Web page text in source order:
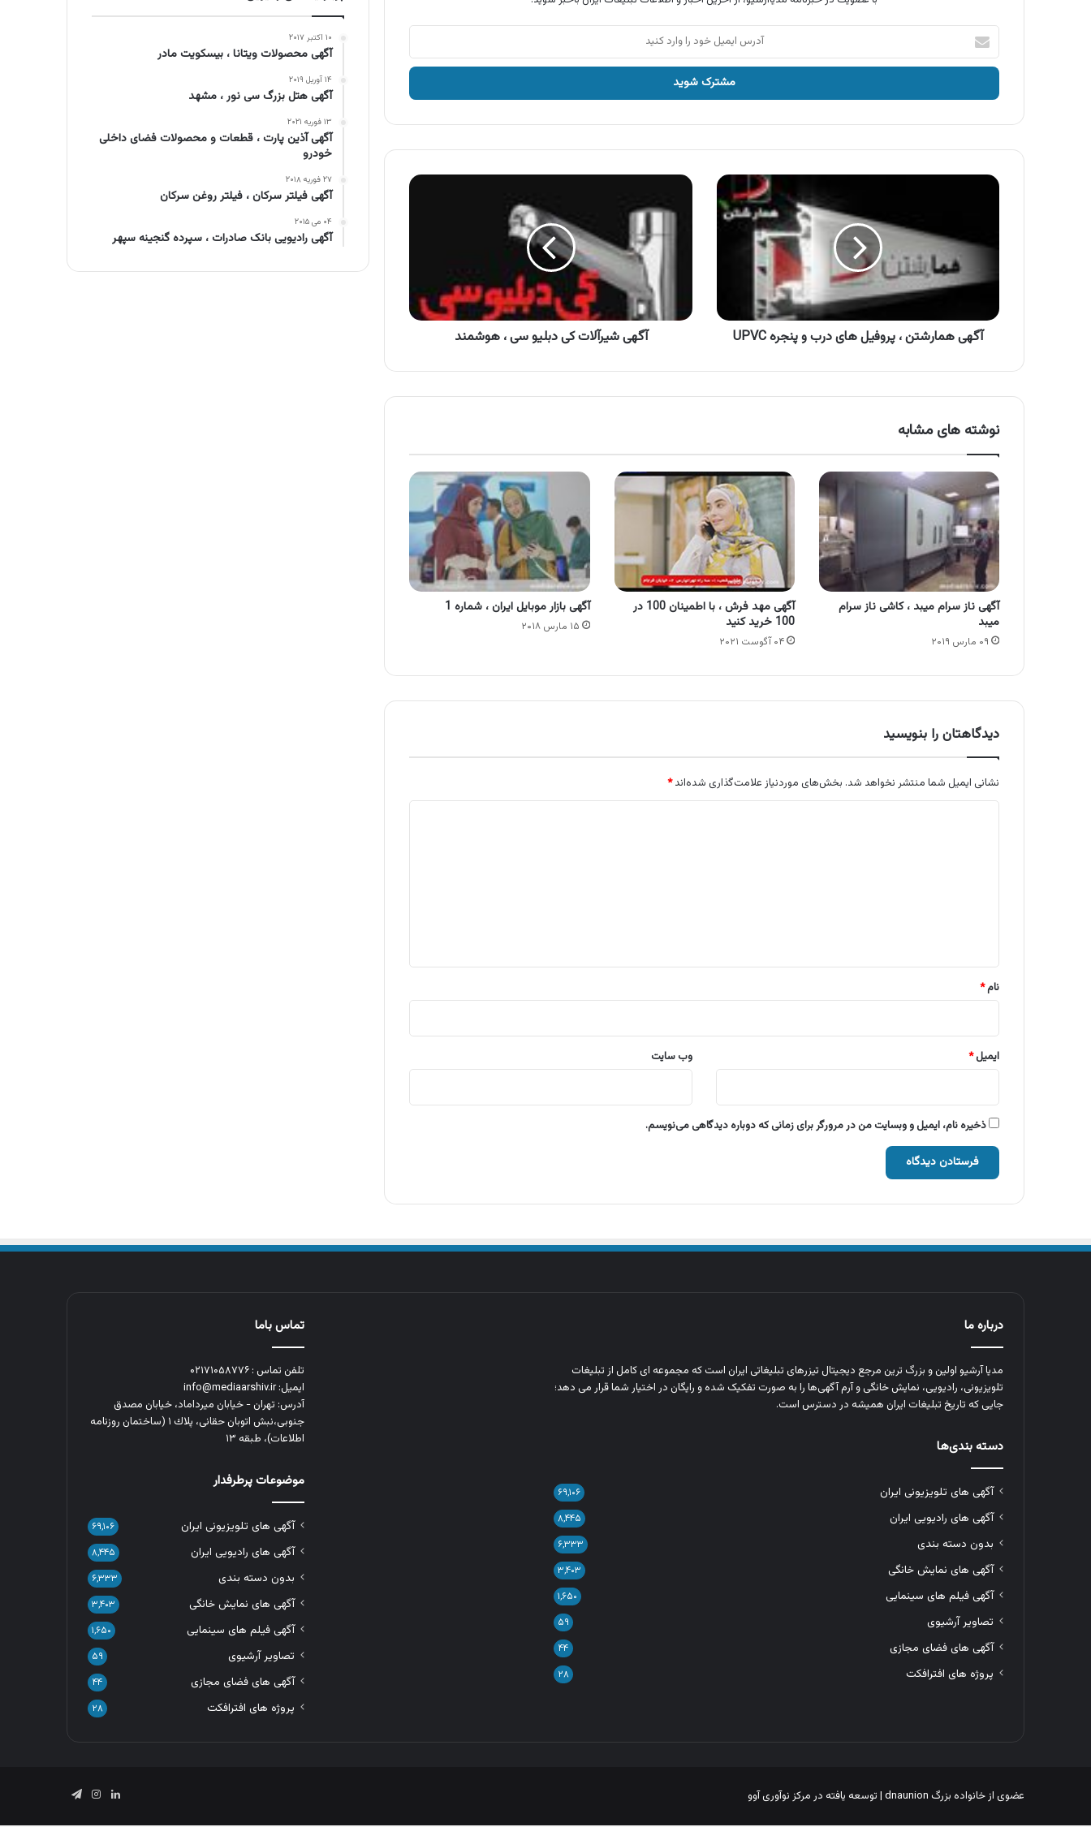
آدرس
ایمیل
خود
وارد
آگهی
های
و
UPVC
آگهی همارشتن ، پروفیل های درب و پنجره UPVC
آگهی
آگهی شیرآلات کی دبلیو سی ، هوشمند
نوشته های مشابه
آگهی ناز سرام میبد ، کاشی ناز سرام
میبد
۰۹ مارس ۲۰۱۹
آگهی مهد فرش ، با اطمینان 100 در
100 خرید کنید
۰۴ آگوست ۲۰۲۱
آگهی بازار موبایل ایران ، شماره 1
۱۵ مارس ۲۰۱۸
دیدگاهتان را بنویسید
نشانی ایمیل شما منتشر نخواهد شد. بخش‌های موردنیاز علامت‌گذاری شده‌اند*
نام*
ایمیل* وب‌ سایت
ذخیره نام، ایمیل و وبسایت من در مرورگر برای زمانی که دوباره دیدگاهی می‌نویسم.
۱۰ اکتبر ۲۰۱۷
آگهی محصولات ویتانا ، بیسکویت مادر
۱۴ آوریل ۲۰۱۹
آگهی هتل بزرگ سی نور ، مشهد
۱۳ فوریه ۲۰۲۱
آگهی آذین پارت ، قطعات و محصولات فضای داخلی
خودرو
۲۷ فوریه ۲۰۱۸
آگهی فیلتر سرکان ، فیلتر روغن سرکان
۰۴ می ۲۰۱۵
آگهی رادیویی بانک صادرات ، سپرده گنجینه سپهر
درباره ما
مدیا آرشیو اولین و بزرگ‌ ترین مرجع دیجیتال تیزرهای تبلیغاتی ایران است که مجموعه‌ ای کامل از تبلیغات
تلویزیونی، رادیویی، نمایش خانگی و آرم‌ آگهی‌ها را به‌ صورت تفکیک‌ شده و رایگان در اختیار شما قرار می‌ دهد؛
جایی که تاریخ تبلیغات ایران همیشه در دسترس است.
دسته بندی‌ها
آگهی های تلویزیونی ایران ۶۹,۱۰۶
آگهی های رادیویی ایران ۸,۴۴۵
بدون دسته بندی ۶,۳۳۳
آگهی های نمایش خانگی ۳,۴۰۳
آگهی فیلم های سینمایی ۱,۶۵۰
تصاویر آرشیوی ۵۹
آگهی های فضای مجازی ۴۴
پروژه های افترافکت ۲۸
تماس باما
تلفن تماس : ۰۲۱۷۱۰۵۸۷۷۶
ایمیل: info@mediaarshiv.ir
آدرس: تهران - خیابان میرداماد، خیابان مصدق
جنوبی،نبش اتوبان حقانی، پلاك ١ (ساختمان روزنامه
اطلاعات)، طبقه ۱۳
موضوعات پرطرفدار
آگهی های تلویزیونی ایران ۶۹,۱۰۶
آگهی های رادیویی ایران ۸,۴۴۵
بدون دسته بندی ۶,۳۳۳
آگهی های نمایش خانگی ۳,۴۰۳
آگهی فیلم های سینمایی ۱,۶۵۰
تصاویر آرشیوی ۵۹
آگهی های فضای مجازی ۴۴
پروژه های افترافکت ۲۸
عضوی از خانواده بزرگ dnaunion | توسعه یافته در مرکز نوآوری آوو لینکدیناینستاگرام
تلگرام